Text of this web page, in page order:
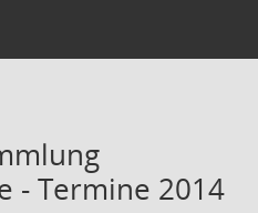
- Termine 2014